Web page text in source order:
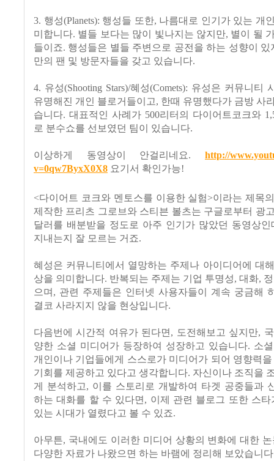
3. 행성(Planets): 행성들 또한, 나름대로 인기가 있는 개
미합니다. 별들 보다는 많이 빛나지는 않지만, 별이 될
들이죠. 행성들은 별들 주변으로 공전을 하는 성향이 있
만의 팬 및 방문자들을 갖고 있습니다.
4. 유성(Shooting Stars)/혜성(Comets): 유성은 커뮤니티
유명해진 개인 블로거들이고, 한때 유명했다가 금방 사
습니다. 대표적인 사례가 500리터의 다이어트코크와
로 분수쇼를 선보였던 팀이 있습니다.
이상하게 동영상이 안걸리네요. http://
v=0qw7ByxX0X8 요기서 확인가능!
<다이어트 코크와 멘토스를 이용한 실험>이라는 제목
제작한 프리츠 그로브와 스티븐 볼츠는 구글로부터 광
달러를 배분받을 정도로 아주 인기가 많았던 동영상
지내는지 잘 모르는 거죠.
혜성은 커뮤니티에서 열망하는 주제나 아이디어에 대
상을 의미합니다. 반복되는 주제는 기업 투명성, 대화,
으며, 관련 주제들은 인터넷 사용자들이 계속 궁금해
결코 사라지지 않을 현상입니다.
다음번에 시간적 여유가 된다면, 도전해보고 싶지만,
양한 소셜 미디어가 등장하여 성장하고 있습니다. 소
개인이나 기업들에게 스스로가 미디어가 되어 영향력
기회를 제공하고 있다고 생각합니다. 자신이나 조직을
게 분석하고, 이를 스토리로 개발하여 타겟 공중들과
하는 대화를 할 수 있다면, 이제 관련 블로그 또한 스
있는 시대가 열렸다고 볼 수 있죠.
아무튼, 국내에도 이러한 미디어 상황의 변화에 대한
다양한 자료가 나왔으면 하는 바램에 정리해 보았습니